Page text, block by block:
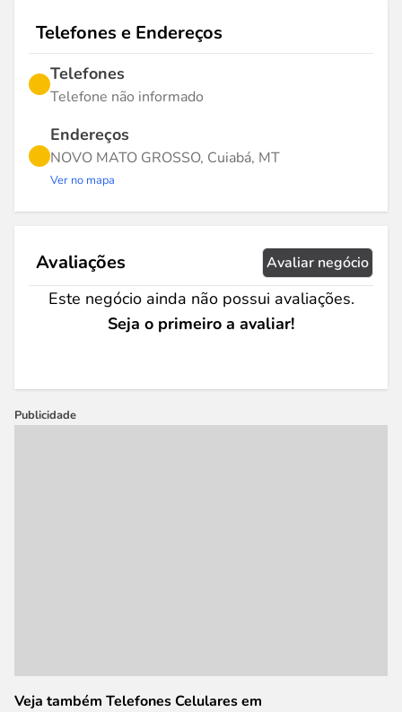
Telefones e Endereços
Telefones
Telefone não informado
Endereços
NOVO MATO GROSSO, Cuiabá, MT
Ver no mapa
Avaliações Avaliar negócio
Este negócio ainda não possui avaliações.
Seja o primeiro a avaliar!
Publicidade
Veja também Telefones Celulares em